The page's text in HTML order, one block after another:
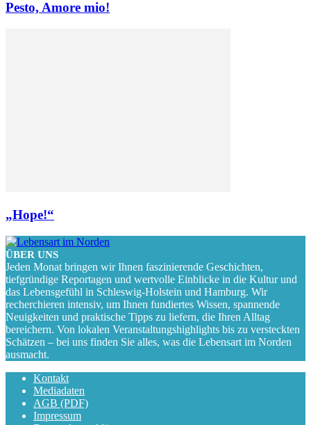
Pesto, Amore mio!
„Hope!“
ÜBER UNS
Jeden Monat bringen wir Ihnen faszinierende Geschichten,
tiefgründige Reportagen und wertvolle Einblicke in die Kultur und
das Lebensgefühl in Schleswig-Holstein und Hamburg. Wir
recherchieren intensiv, um Ihnen fundiertes Wissen, spannende
Neuigkeiten und praktische Tipps zu liefern, die Ihren Alltag
bereichern. Von lokalen Veranstaltungshighlights bis zu versteckten
Schätzen – bei uns finden Sie alles, was die Lebensart im Norden
ausmacht.
Kontakt
Mediadaten
AGB (PDF)
Impressum